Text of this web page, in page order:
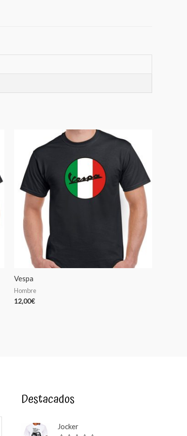
Vespa
Hombre
12,00€
Destacados
Jocker